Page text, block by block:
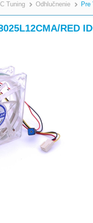
Tuning >
Odhlučnenie Pre
RED